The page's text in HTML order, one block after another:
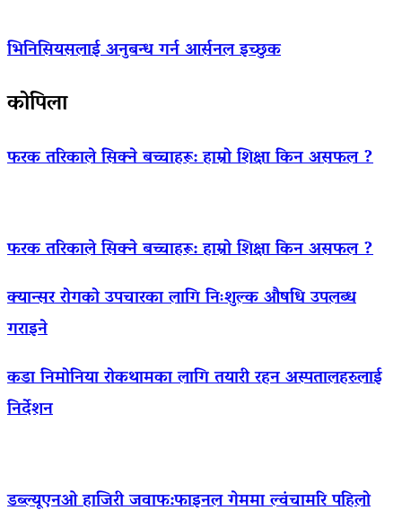
भिनिसियसलाई अनुबन्ध गर्न आर्सनल इच्छुक
कोपिला
फरक तरिकाले सिक्ने बच्चाहरू: हाम्रो शिक्षा किन असफल ?
फरक तरिकाले सिक्ने बच्चाहरू: हाम्रो शिक्षा किन असफल ?
क्यान्सर रोगको उपचारका लागि निःशुल्क औषधि उपलब्ध
गराइने
कडा निमोनिया रोकथामका लागि तयारी रहन अस्पतालहरुलाई
निर्देशन
डब्ल्यूएनओ हाजिरी जवाफ:फाइनल गेममा ल्वंचामरि पहिलो